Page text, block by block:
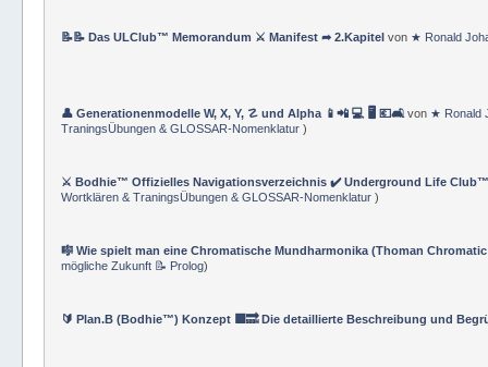
📝📝 Das ULClub™ Memorandum ⚔ Manifest ➦ 2.Kapitelvon ★ Ronald
👤 Generationenmodelle W, X, Y, ☡ und Alpha 📱📲 💻 🖥️ 💶🛋️ von ★ Ronald
TraningsÜbungen & GLOSSAR-Nomenklatur)
⚔️ Bodhie™ Offizielles Navigationsverzeichnis ✔️ Underground Life Club™
Wortklären & TraningsÜbungen & GLOSSAR-Nomenklatur)
🎼 Wie spielt man eine Chromatische Mundharmonika (Thoman
mögliche Zukunft 📝 Prolog)
🔰 Plan.B (Bodhie™) Konzept 🟪🔜 Die detaillierte Beschreibung und